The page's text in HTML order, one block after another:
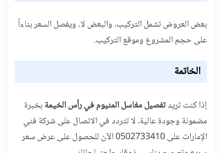
بعض العروض تشمل التركيب، والبعض لا، ويفصل السعر بناءاً
على حجم المشروع وموقع التركيب.
الخاتمة
إذا كنت تريدتفصيل مغاسل المنيوم في رأس الخيمة بخبرة
مضمونة وجودة عالية، لا تتردد في الاتصال على شركة فني
الإمارات على 0502733410 الآن للحصول على عرض سعر